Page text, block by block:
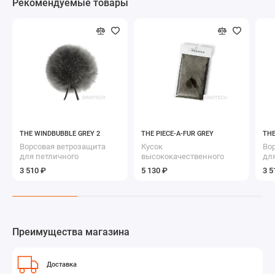
Рекомендуемые товары
THE WINDBUBBLE GREY 2
Ворсовая ветрозащита
для петличного
микрофона
3 510 ₽
THE PIECE-A-FUR GREY
Кусок
высококачественного
меха для
самостоятельного
5 130 ₽ 3
Преимущества магазина
Доставка